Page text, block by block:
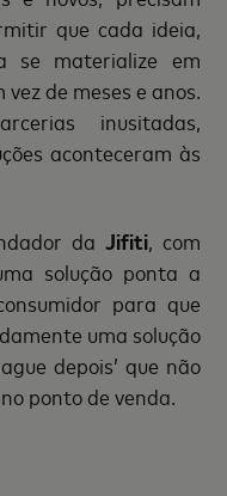
que cada ideia,
se materialize em
de meses e anos.
inusitadas,
aconteceram às
da Jifiti, com
solução ponta a
para que
uma solução
depois’ que não
ponto de venda.